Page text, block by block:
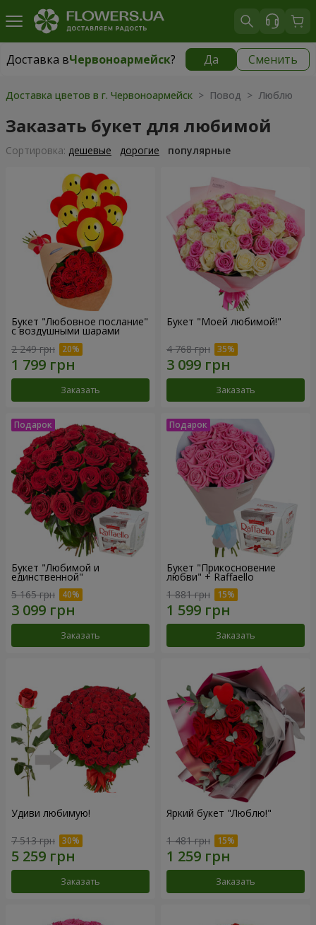
Доставка вЧервоноармейск? Да Сменить
Доставка вЧервоноармейск|754 грн
Доставка цветов в г. Червоноармейск > Повод > Люблю
Заказать букет для любимой
Cортировка: дешевые дорогие популярные
Букет "Любовное послание"
с воздушными шарами
2 249 грн
Заказать
Букет "Моей любимой!"
4 768 грн
Заказать
Букет "Любимой и
единственной"
5 165 грн
Заказать
Букет "Прикосновение
любви" + Raffaello
1 881 грн
Заказать
Удиви любимую!
7 513 грн
Заказать
Яркий букет "Люблю!"
1 481 грн
Заказать